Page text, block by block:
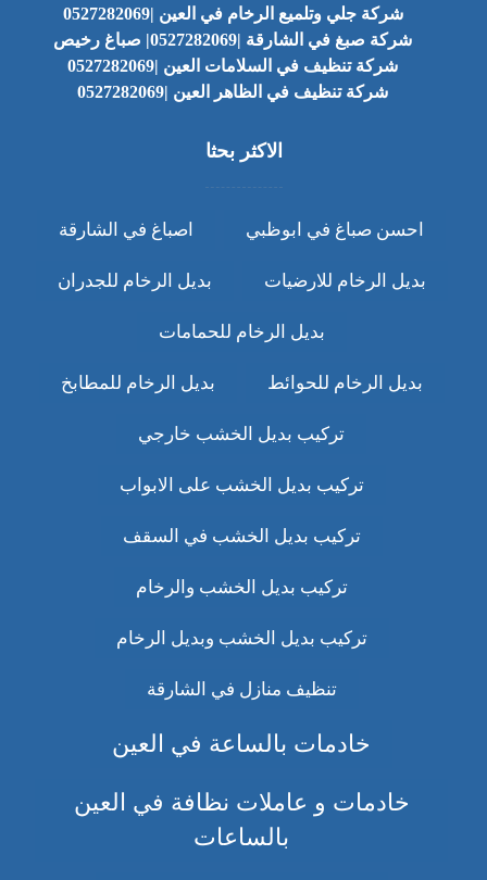
شركة جلي وتلميع الرخام في العين |0527282069
شركة صبغ في الشارقة |0527282069| صباغ رخيص
شركة تنظيف في السلامات العين |0527282069
شركة تنظيف في الظاهر العين |0527282069
الاكثر بحثا
احسن صباغ في ابوظبي اصباغ في الشارقة
بديل الرخام للارضيات بديل الرخام للجدران
بديل الرخام للحمامات
بديل الرخام للحوائط بديل الرخام للمطابخ
تركيب بديل الخشب خارجي
تركيب بديل الخشب على الابواب
تركيب بديل الخشب في السقف
تركيب بديل الخشب والرخام
تركيب بديل الخشب وبديل الرخام
تنظيف منازل في الشارقة
خادمات بالساعة في العين
خادمات و عاملات نظافة في العين
بالساعات